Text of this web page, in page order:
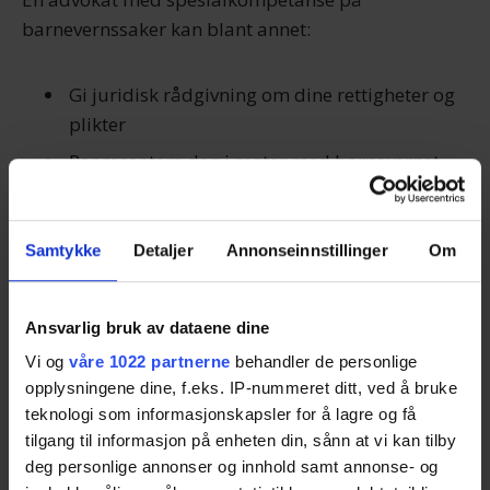
Samtykke Detaljer Annonseinnstillinger Om
Ansvarlig bruk av dataene dine
Vi og våre 1022 partnerne behandler de personlige
opplysningene dine, f.eks. IP-nummeret ditt, ved å bruke
teknologi som informasjonskapsler for å lagre og få
tilgang til informasjon på enheten din, sånn at vi kan tilby
deg personlige annonser og innhold samt annonse- og
barnevernssaker kan blant annet:
Gi juridisk rådgivning om dine rettigheter og
plikter
Representere deg i møter med barnevernet
Bistå ved utforming av klager og anker
prosessen
Få tilbud fra advokater
Slik fungerer tjenesten